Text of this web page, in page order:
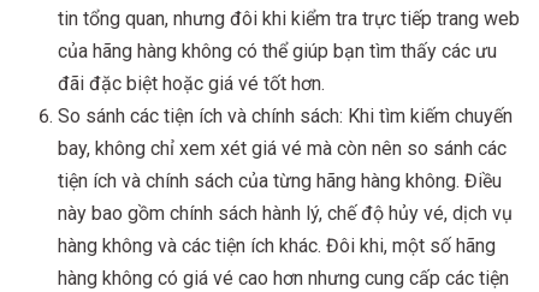
tin tổng quan, nhưng đôi khi kiểm tra trực tiếp trang web
của hãng hàng không có thể giúp bạn tìm thấy các ưu
đãi đặc biệt hoặc giá vé tốt hơn.
So sánh các tiện ích và chính sách: Khi tìm kiếm chuyến
bay, không chỉ xem xét giá vé mà còn nên so sánh các
tiện ích và chính sách của từng hãng hàng không. Điều
này bao gồm chính sách hành lý, chế độ hủy vé, dịch vụ
hàng không và các tiện ích khác. Đôi khi, một số hãng
hàng không có giá vé cao hơn nhưng cung cấp các tiện